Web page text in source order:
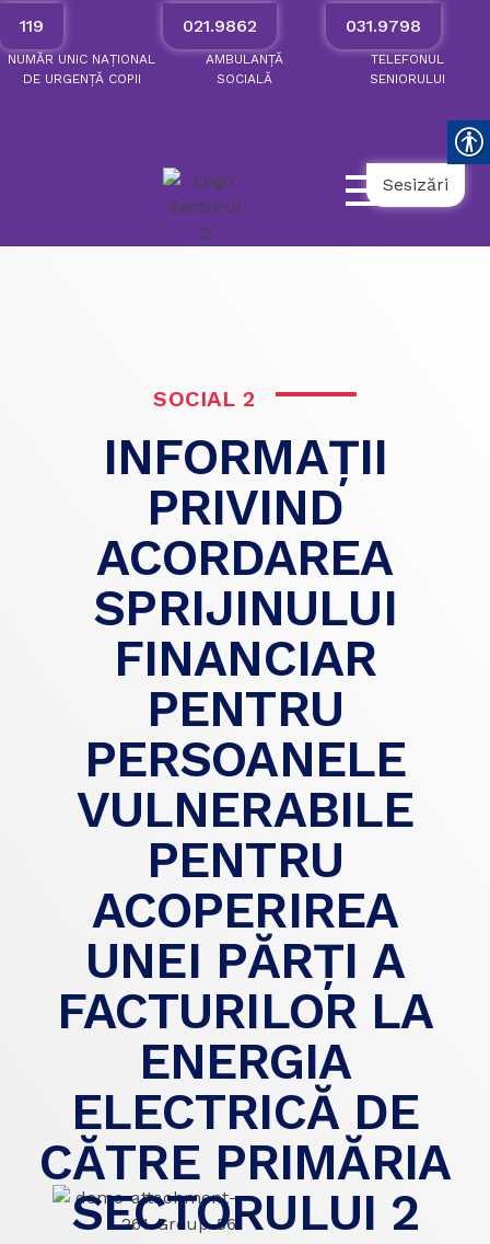
119
NUMĂR UNIC NAȚIONAL
DE URGENȚĂCOPII
021.9862
AMBULANȚĂ
SOCIALĂ
031.9798
TELEFONUL
SENIORULUI
Sesizări
SOCIAL 2
INFORMAȚII
PRIVIND
ACORDAREA
SPRIJINULUI
FINANCIAR
PENTRU
PERSOANELE
VULNERABILE
PENTRU
ACOPERIREA
UNEI PĂRŢI A
FACTURILOR LA
ENERGIA
ELECTRICĂ DE
CĂTRE PRIMĂRIA
SECTORULUI 2